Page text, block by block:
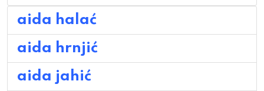
aida halać
aida hrnjić
aida jahić